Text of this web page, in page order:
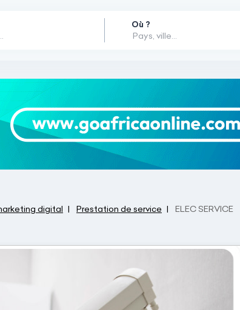
Où ?
digital Prestation de service ELEC SERVICE